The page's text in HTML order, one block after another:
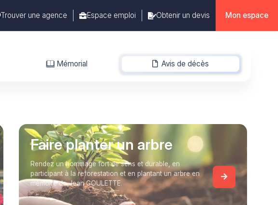
Trouver une agence Espace emploi Obtenir un devis Mon espace
Mémorial Avis de décès
-
Faire planter un arbre
Rendez un hommage fort de sens et durable, en
participant à la reforestation et en plantant un arbre en
mémoire de Jean GOULETTE.